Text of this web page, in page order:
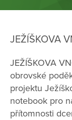
JEŽÍŠKOVA
JEŽÍŠKOVA
obrovské
projektu
notebook pro
přítomnosti